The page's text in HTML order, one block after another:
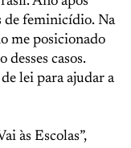
de feminicídio. Na
me posicionado
casos.
lei para ajudar a
às Escolas”,